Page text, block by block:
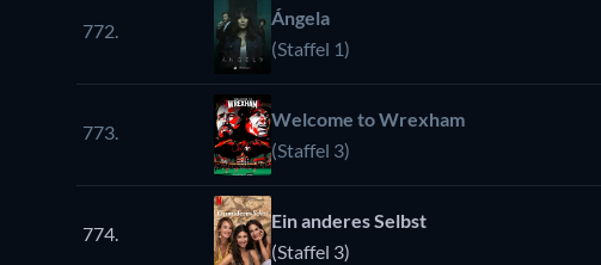
772.
Ángela
(Staffel 1)
773.
Welcome to Wrexham
(Staffel 3)
774.
Ein anderes Selbst
(Staffel 3)